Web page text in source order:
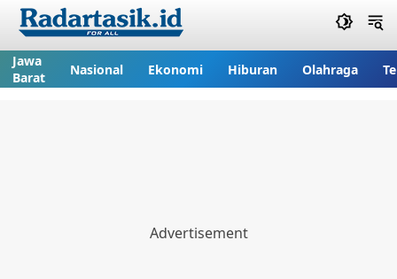
Jawa
Barat
Nasional Ekonomi Hiburan Olahraga